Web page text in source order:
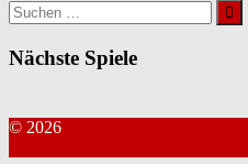
Suchen
nach:
Nächste Spiele
© 2026